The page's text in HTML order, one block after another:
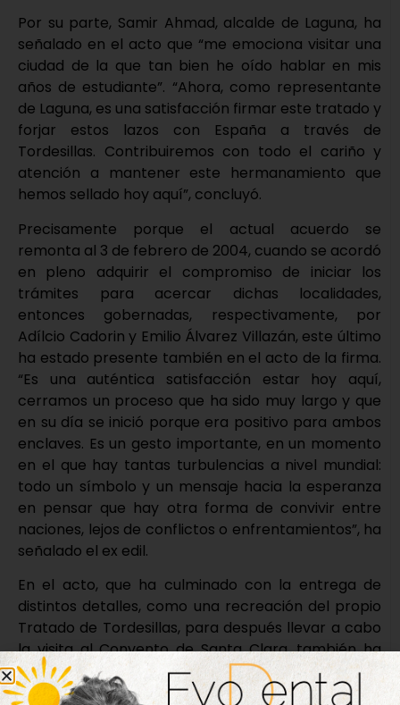
Por su parte, Samir Ahmad, alcalde de Laguna, ha
señalado en el acto que “me emociona visitar una
ciudad de la que tan bien he oído hablar en mis
años de estudiante”. “Ahora, como representante
de Laguna, es una satisfacción firmar este tratado y
forjar estos lazos con España a través de
Tordesillas. Contribuiremos con todo el cariño y
atención a mantener este hermanamiento que
hemos sellado hoy aquí”, concluyó.
Precisamente porque el actual acuerdo se
remonta al 3 de febrero de 2004, cuando se acordó
en pleno adquirir el compromiso de iniciar los
trámites para acercar dichas localidades,
entonces gobernadas, respectivamente, por
Adílcio Cadorin y Emilio Álvarez Villazán, este último
ha estado presente también en el acto de la firma.
“Es una auténtica satisfacción estar hoy aquí,
cerramos un proceso que ha sido muy largo y que
en su día se inició porque era positivo para ambos
enclaves. Es un gesto importante, en un momento
en el que hay tantas turbulencias a nivel mundial:
todo un símbolo y un mensaje hacia la esperanza
en pensar que hay otra forma de convivir entre
naciones, lejos de conflictos o enfrentamientos”, ha
señalado el ex edil.
En el acto, que ha culminado con la entrega de
distintos detalles, como una recreación del propio
Tratado de Tordesillas, para después llevar a cabo
la visita al Convento de Santa Clara, también ha
estado presente el teniente de alcalde, José Luis
Rojo, así como los concejales Verónica Gil, Jesús